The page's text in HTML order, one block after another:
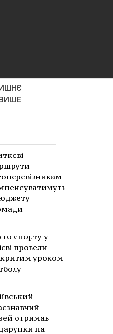
спорту у
провели
уроком
отримав
на